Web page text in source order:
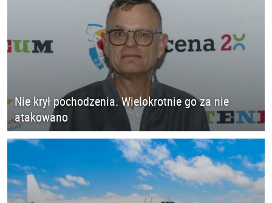
Nie krył pochodzenia. Wielokrotnie go za nie
atakowano